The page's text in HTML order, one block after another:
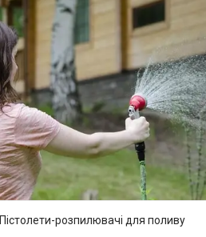
Пістолети-розпилювачі для поливу